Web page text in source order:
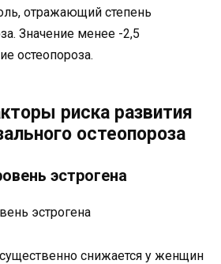
отражающий степень
Значение менее -2,5
остеопороза.
риска развития
остеопороза
эстрогена
снижается у женщин